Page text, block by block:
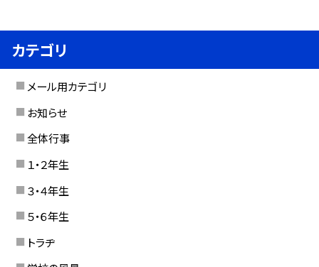
カテゴリ
メール用カテゴリ
お知らせ
全体行事
１・２年生
３・４年生
５・６年生
トラヂ